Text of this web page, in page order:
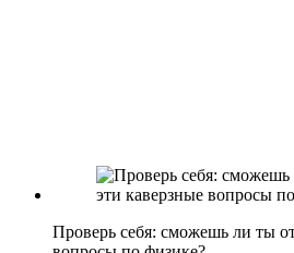
Проверь себя: сможешь ли ты